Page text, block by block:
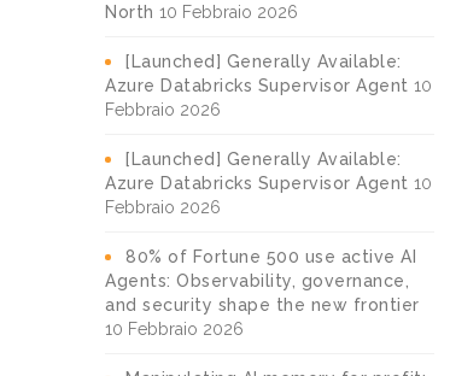
North 10 Febbraio 2026
[Launched] Generally Available:
Azure Databricks Supervisor Agent 10
Febbraio 2026
[Launched] Generally Available:
Azure Databricks Supervisor Agent 10
Febbraio 2026
80% of Fortune 500 use active AI
Agents: Observability, governance,
and security shape the new frontier
10 Febbraio 2026